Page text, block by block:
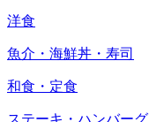
洋食
魚介・海鮮丼・寿司
和食・定食
ステーキ・ハンバーグ